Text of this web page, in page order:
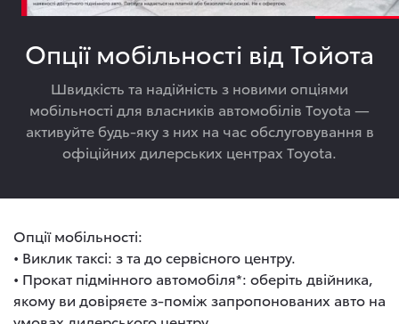
Опції мобільності від Тойота
Швидкість та надійність з новими опціями
мобільності для власників автомобілів Toyota —
активуйте будь-яку з них на час обслуговування в
офіційних дилерських центрах Toyota.
Опції мобільності:
• Виклик таксі: з та до сервісного центру.
• Прокат підмінного автомобіля*: оберіть двійника,
якому ви довіряєте з-поміж запропонованих авто на